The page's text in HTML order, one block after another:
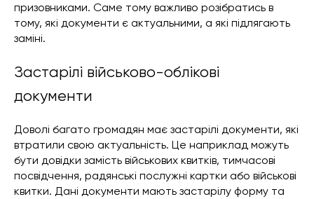
призовниками. Саме тому важливо розібратись в
тому, які документи є актуальними, а які підлягають
заміні.
Застарілі військово-облікові
документи
Доволі багато громадян має застарілі документи, які
втратили свою актуальність. Це наприклад можуть
бути довідки замість військових квитків, тимчасові
посвідчення, радянські послужні картки або військові
квитки. Дані документи мають застарілу форму та